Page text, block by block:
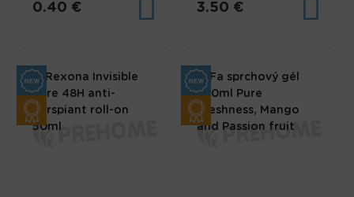
0.40 € 3.50 €